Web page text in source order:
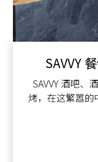
SAVVY
SAVVY 酒吧、
烤，在这繁嚣的